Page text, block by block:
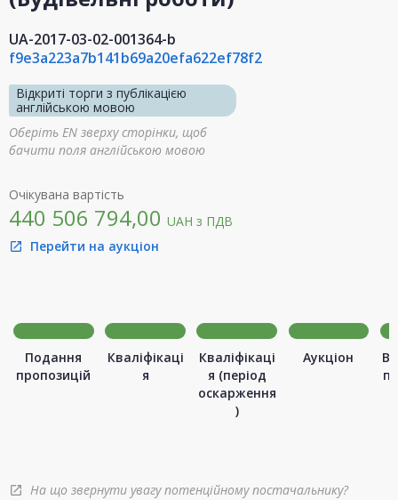
UA-2017-03-02-001364-b
f9e3a223a7b141b69a20efa622ef78f2
Відкриті торги з публікацією
англійською мовою
Оберіть EN зверху сторінки, щоб
бачити поля англійською мовою
Очікувана вартість
440 506 794,00 UAH з ПДВ
open_in_new Перейти на аукціон
Подання
пропозицій
Кваліфікаці
я
Кваліфікаці
я (період
оскарження
)
Аукціон
open_in_new На що звернути увагу потенційному постачальнику?